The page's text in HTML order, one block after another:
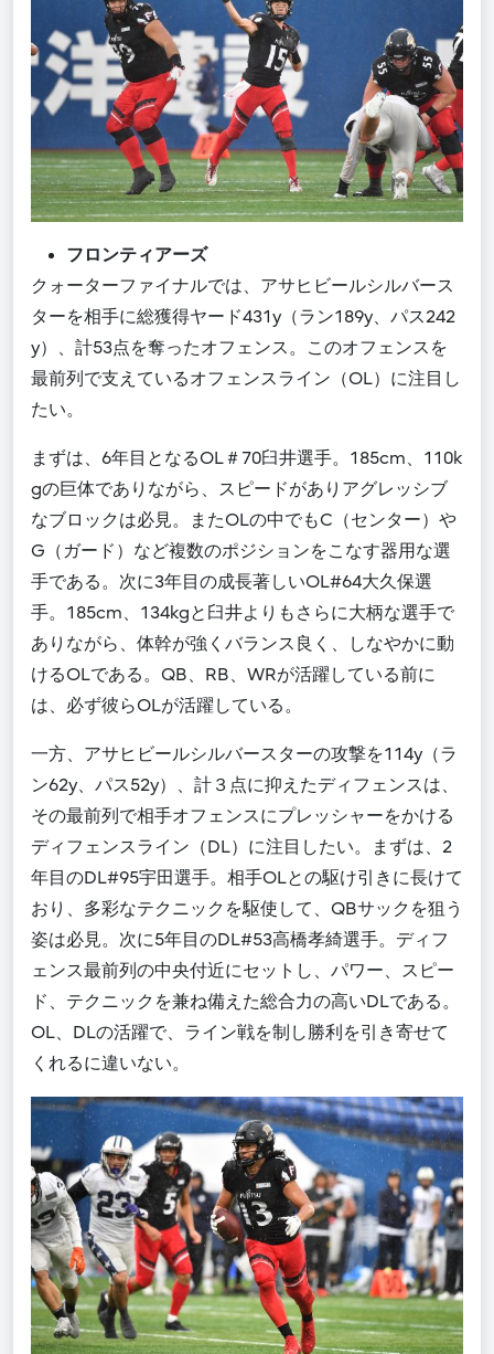
フロンティアーズ
クォーターファイナルでは、アサヒビールシルバース
ターを相手に総獲得ヤード431y（ラン189y、パス242
y）、計53点を奪ったオフェンス。このオフェンスを
最前列で支えているオフェンスライン（OL）に注目し
たい。
まずは、6年目となるOL＃70臼井選手。185cm、110k
gの巨体でありながら、スピードがありアグレッシブ
なブロックは必見。またOLの中でもC（センター）や
G（ガード）など複数のポジションをこなす器用な選
手である。次に3年目の成長著しいOL#64大久保選
手。185cm、134kgと臼井よりもさらに大柄な選手で
ありながら、体幹が強くバランス良く、しなやかに動
けるOLである。QB、RB、WRが活躍している前に
は、必ず彼らOLが活躍している。
一方、アサヒビールシルバースターの攻撃を114y（ラ
ン62y、パス52y）、計３点に抑えたディフェンスは、
その最前列で相手オフェンスにプレッシャーをかける
ディフェンスライン（DL）に注目したい。まずは、2
年目のDL#95宇田選手。相手OLとの駆け引きに長けて
おり、多彩なテクニックを駆使して、QBサックを狙う
姿は必見。次に5年目のDL#53高橋孝綺選手。ディフ
ェンス最前列の中央付近にセットし、パワー、スピー
ド、テクニックを兼ね備えた総合力の高いDLである。
OL、DLの活躍で、ライン戦を制し勝利を引き寄せて
くれるに違いない。